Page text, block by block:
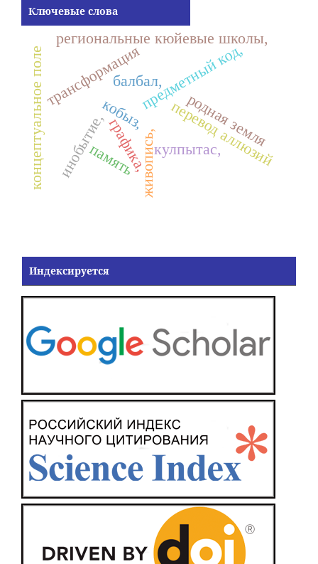
Ключевые слова
живопись,
графика,
кобыз,
балбал,
кулпытас,
предметный код,
инобытие,память перевод аллюзий
трансформация
региональные кюйевые школы,
концептуальное поле родная земля
Индексируется